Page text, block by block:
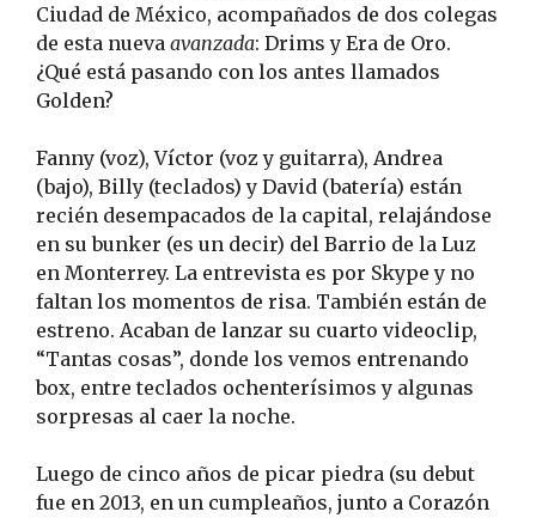
Ciudad de México, acompañados de dos colegas
de esta nueva avanzada: Drims y Era de Oro.
¿Qué está pasando con los antes llamados
Golden?
Fanny (voz), Víctor (voz y guitarra), Andrea
(bajo), Billy (teclados) y David (batería) están
recién desempacados de la capital, relajándose
en su bunker (es un decir) del Barrio de la Luz
en Monterrey. La entrevista es por Skype y no
faltan los momentos de risa. También están de
estreno. Acaban de lanzar su cuarto videoclip,
“Tantas cosas”, donde los vemos entrenando
box, entre teclados ochenterísimos y algunas
sorpresas al caer la noche.
Luego de cinco años de picar piedra (su debut
fue en 2013, en un cumpleaños, junto a Corazón